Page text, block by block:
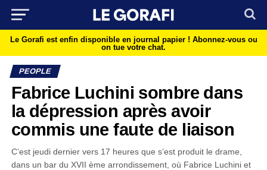
Le Gorafi est enfin disponible en journal papier ! Abonnez-vous ou
on tue votre chat.
PEOPLE
Fabrice Luchini sombre dans
la dépression après avoir
commis une faute de liaison
C’est jeudi dernier vers 17 heures que s’est produit le drame,
dans un bar du XVII ème arrondissement, où Fabrice Luchini et